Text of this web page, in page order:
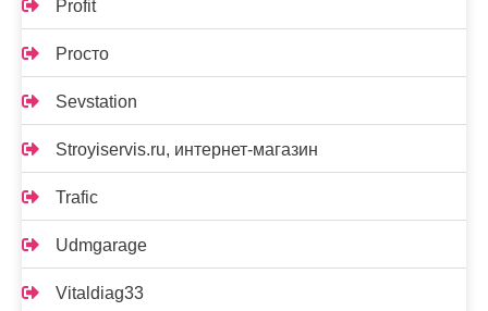
Profit
Proсто
Sevstation
Stroyiservis.ru, интернет-магазин
Trafic
Udmgarage
Vitaldiag33